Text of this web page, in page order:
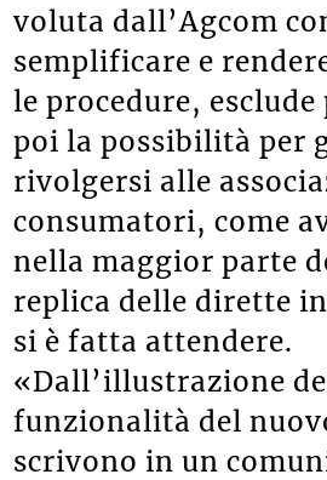
voluta dall’Agcom
semplificare e
le procedure, esclude
poi la possibilità per
rivolgersi alle
consumatori, come
nella maggior parte
replica delle dirette
si è fatta attendere.
«Dall’illustrazione
funzionalità del
scrivono in un